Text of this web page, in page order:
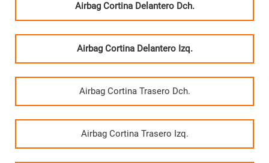
Airbag Cortina Delantero Dch.
Airbag Cortina Delantero Izq.
Airbag Cortina Trasero Dch.
Airbag Cortina Trasero Izq.